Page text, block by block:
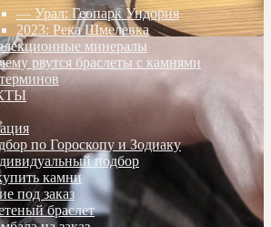
— Урал: Геопарк Ундория
2023: Река Шмелевка
минералы
рвутся браслеты с камнями
по Гороскопу и Зодиаку
подбор
камни
под заказ
браслет